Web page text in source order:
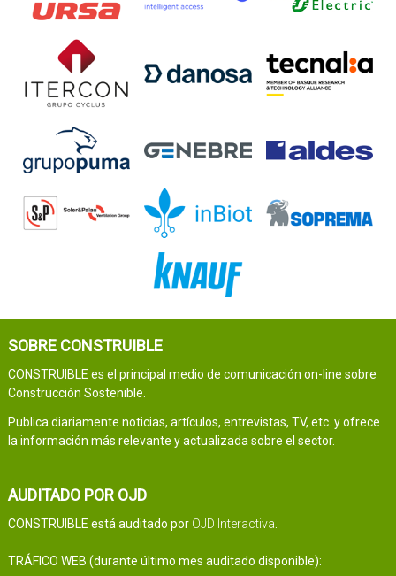
SOBRE CONSTRUIBLE
CONSTRUIBLE es el principal medio de comunicación on-line sobre
Construcción Sostenible.
Publica diariamente noticias, artículos, entrevistas, TV, etc. y ofrece
la información más relevante y actualizada sobre el sector.
AUDITADO POR OJD
CONSTRUIBLE está auditado por OJD Interactiva
TRÁFICO WEB (durante último mes auditado disponible):